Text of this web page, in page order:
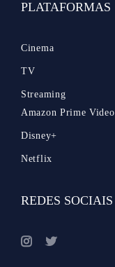
PLATAFORMAS
Cinema
TV
Streaming
Amazon Prime Video
Disney+
Netflix
REDES SOCIAIS